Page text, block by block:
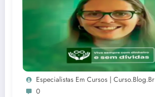
Especialistas Em Cursos | Curso.blog.br
0